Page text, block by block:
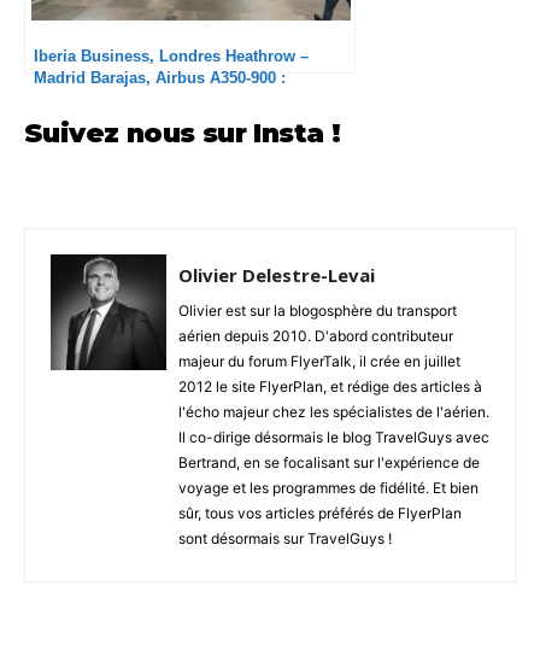
Iberia Business, Londres Heathrow –
Madrid Barajas, Airbus A350-900 :
Suivez nous sur Insta !
Olivier Delestre-Levai
Olivier est sur la blogosphère du transport
aérien depuis 2010. D'abord contributeur
majeur du forum FlyerTalk, il crée en juillet
2012 le site FlyerPlan, et rédige des articles à
l'écho majeur chez les spécialistes de l'aérien.
Il co-dirige désormais le blog TravelGuys avec
Bertrand, en se focalisant sur l'expérience de
voyage et les programmes de fidélité. Et bien
sûr, tous vos articles préférés de FlyerPlan
sont désormais sur TravelGuys !